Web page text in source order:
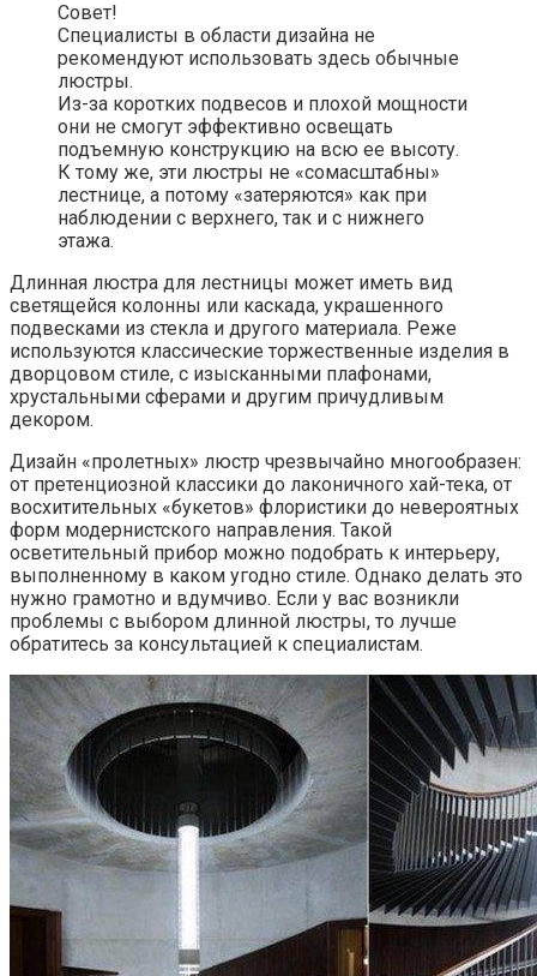
Совет!
Специалисты в области дизайна не
рекомендуют использовать здесь обычные
люстры.
Из-за коротких подвесов и плохой мощности
они не смогут эффективно освещать
подъемную конструкцию на всю ее высоту.
К тому же, эти люстры не «сомасштабны»
лестнице, а потому «затеряются» как при
наблюдении с верхнего, так и с нижнего
этажа.
Длинная люстра для лестницы может иметь вид
светящейся колонны или каскада, украшенного
подвесками из стекла и другого материала. Реже
используются классические торжественные изделия в
дворцовом стиле, с изысканными плафонами,
хрустальными сферами и другим причудливым
декором.
Дизайн «пролетных» люстр чрезвычайно многообразен:
от претенциозной классики до лаконичного хай-тека, от
восхитительных «букетов» флористики до невероятных
форм модернистского направления. Такой
осветительный прибор можно подобрать к интерьеру,
выполненному в каком угодно стиле. Однако делать это
нужно грамотно и вдумчиво. Если у вас возникли
проблемы с выбором длинной люстры, то лучше
обратитесь за консультацией к специалистам.